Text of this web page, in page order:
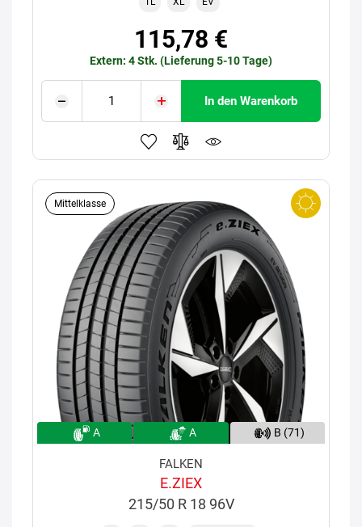
115,78 €
Extern: 4 Stk. (Lieferung 5-10 Tage)
In den Warenkorb
Mittelklasse
A A B (71)
FALKEN
E.ZIEX
215/50 R 18 96V